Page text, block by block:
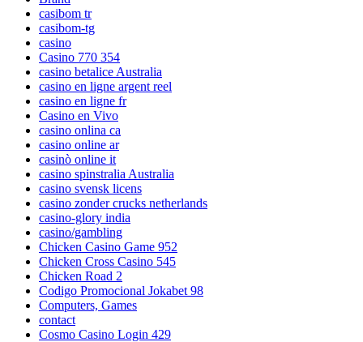
casibom tr
casibom-tg
casino
Casino 770 354
casino betalice Australia
casino en ligne argent reel
casino en ligne fr
Casino en Vivo
casino onlina ca
casino online ar
casinò online it
casino spinstralia Australia
casino svensk licens
casino zonder crucks netherlands
casino-glory india
casino/gambling
Chicken Casino Game 952
Chicken Cross Casino 545
Chicken Road 2
Codigo Promocional Jokabet 98
Computers, Games
contact
Cosmo Casino Login 429